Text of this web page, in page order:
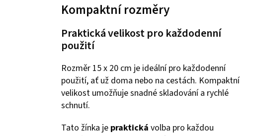
Kompaktní rozměry
Praktická velikost pro každodenní
použití
Rozměr 15 x 20 cm je ideální pro každodenní
použití, ať už doma nebo na cestách. Kompaktní
velikost umožňuje snadné skladování a rychlé
schnutí.
Tato žínka je praktická volba pro každou